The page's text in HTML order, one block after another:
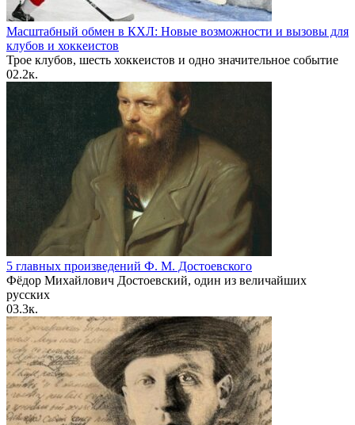
Масштабный обмен в КХЛ: Новые возможности и вызовы для
клубов и хоккеистов
Трое клубов, шесть хоккеистов и одно значительное событие
02.2к.
5 главных произведений Ф. М. Достоевского
Фёдор Михайлович Достоевский, один из величайших
русских
03.3к.